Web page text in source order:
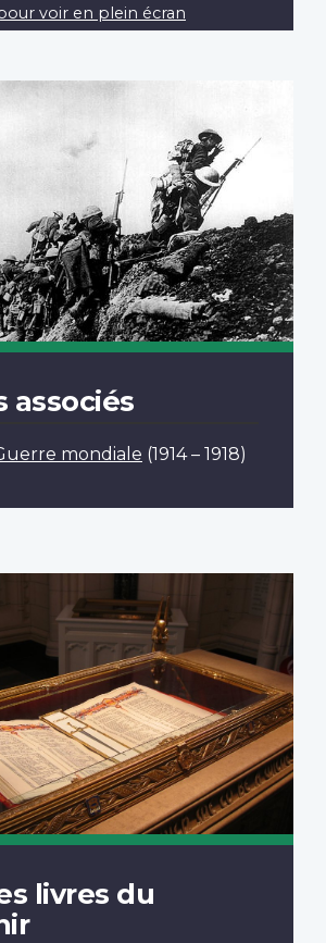
voir en plein écran
associés
mondiale (1914 – 1918)
livres du